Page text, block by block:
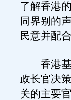
了解香港
同界别的
民意并配
香港基
政长官决
关的主要